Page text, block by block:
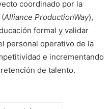
coordinado por la
Alliance ProductionWay),
formal y validar
personal operativo de la
e incrementando
de talento.